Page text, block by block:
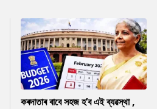
কৰদাতাৰ বাবে সহজ হ’ব এই ব্যৱস্থা ,